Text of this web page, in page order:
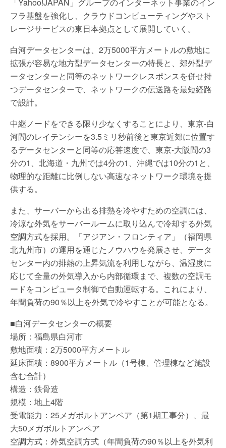
フラ基盤を強化し、クラウドコンピューティングやスト
レージサービスの東日本拠点として展開していく。
白河データセンターは、2万5000平方メートルの敷地に
拡張が容易な地方型データセンターの特長と、郊外型デ
ータセンターと同等のネットワークレスポンスを併せ持
つデータセンターで、ネットワークの伝送路を最短経路
で設計。
中継ノードをできる限り少なくすることにより、東京-白
河間のレイテンシーを3.5ミリ秒前後と東京近郊に位置す
るデータセンターと同等の応答速度で、東京-大阪間の3
分の1、北海道・九州では4分の1、沖縄では10分の1と、
物理的な距離に比例しない高速なネットワーク環境を提
供する。
また、サーバーから出る排熱を冷やすための空調には、
冷涼な外気をサーバールームに取り込んで冷却する外気
空調方式を採用。「アジアン・フロンティア」（福岡県
北九州市）の運用を通じたノウハウを発展させ、データ
センター内の排熱の上昇気流を利用しながら、温湿度に
応じて全量の外気導入から内部循環まで、複数の空調モ
ードをコンピュータ制御で自動運転する。これにより、
年間負荷の90％以上を外気で冷やすことが可能となる。
■白河データセンターの概要
場所：福島県白河市
敷地面積：2万5000平方メートル
延床面積：8900平方メートル（1号棟、管理棟など施設
含む合計）
構造：鉄骨造
規模：地上4階
受電能力：25メガボルトアンペア（第1期工事分）、最
大50メガボルトアンペア
空調方式：外気空調方式（年間負荷の90％以上を外気利